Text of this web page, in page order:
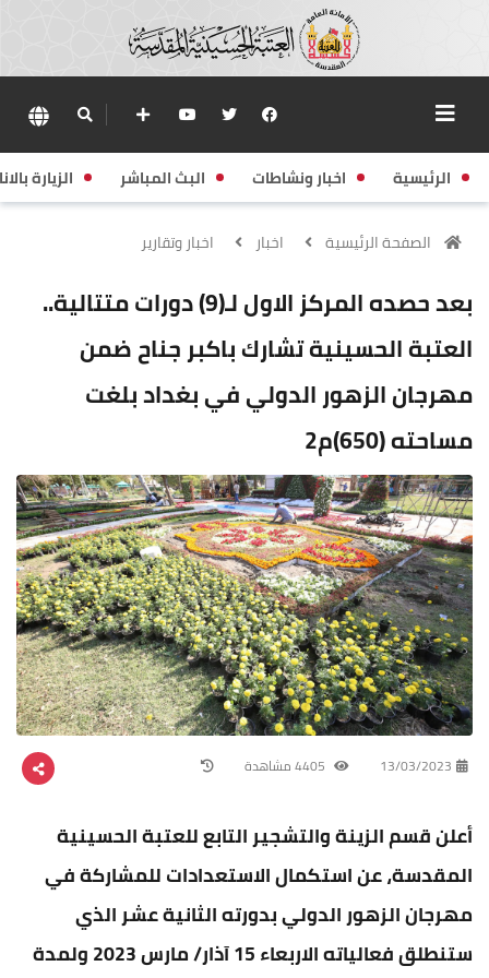
الرئيسية اخبار ونشاطات البث المباشر الزيارة
الصفحة الرئيسية اخبار اخبار وتقارير
بعد حصده المركز الاول لـ(9) دورات متتالية..
العتبة الحسينية تشارك باكبر جناح ضمن
مهرجان الزهور الدولي في بغداد بلغت
مساحته (650)م2
13/03/2023
أعلن قسم الزينة والتشجير التابع للعتبة الحسينية
المقدسة، عن استكمال الاستعدادات للمشاركة في
مهرجان الزهور الدولي بدورته الثانية عشر الذي
ستنطلق فعالياته الاربعاء 15 آذار/ مارس 2023 ولمدة